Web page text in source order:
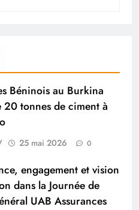
Béninois au Burkina
20 tonnes de ciment à
25 mai 2026 0
engagement et vision
dans la Journée de
UAB Assurances